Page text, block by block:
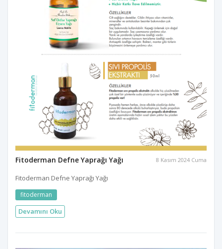
Fitoderman Defne Yaprağı Yağı 8 Kasım 2024 Cuma
Fitoderman Defne Yaprağı Yağı
fitoderman
Devamını Oku